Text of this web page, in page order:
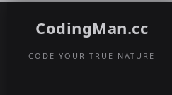
CodingMan.cc
CODE YOUR TRUE NATURE